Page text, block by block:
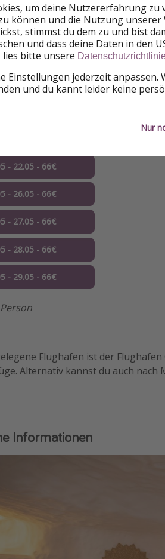
- 14.05 - 66€
- 15.05 - 66€
- 19.05 - 66€
- 22.05 - 66€
- 26.05 - 66€
- 27.05 - 66€
- 28.05 - 66€
- 29.05 - 66€
Flughafen ist der Flughafen
Alternativ kannst du auch nach
Informationen
um deine Nutzererfahrung
können und die Nutzung unserer
stimmst du dem zu und bist
und dass deine Daten in den
bitte unsere
Einstellungen jederzeit
und du kannt leider keine
Nur